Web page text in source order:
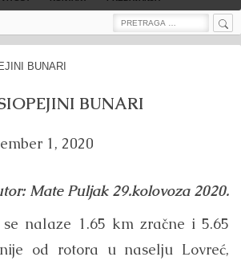
Search
BUNARI
1, 2020
Mate Puljak 29.kolovoza 2020.
nalaze 1.65 km zračne i 5.65
od rotora u naselju Lovreć,